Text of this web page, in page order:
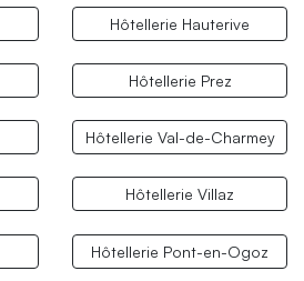
Hôtellerie Hauterive
Hôtellerie Prez
Hôtellerie Val-de-Charmey
Hôtellerie Villaz
Hôtellerie Pont-en-Ogoz